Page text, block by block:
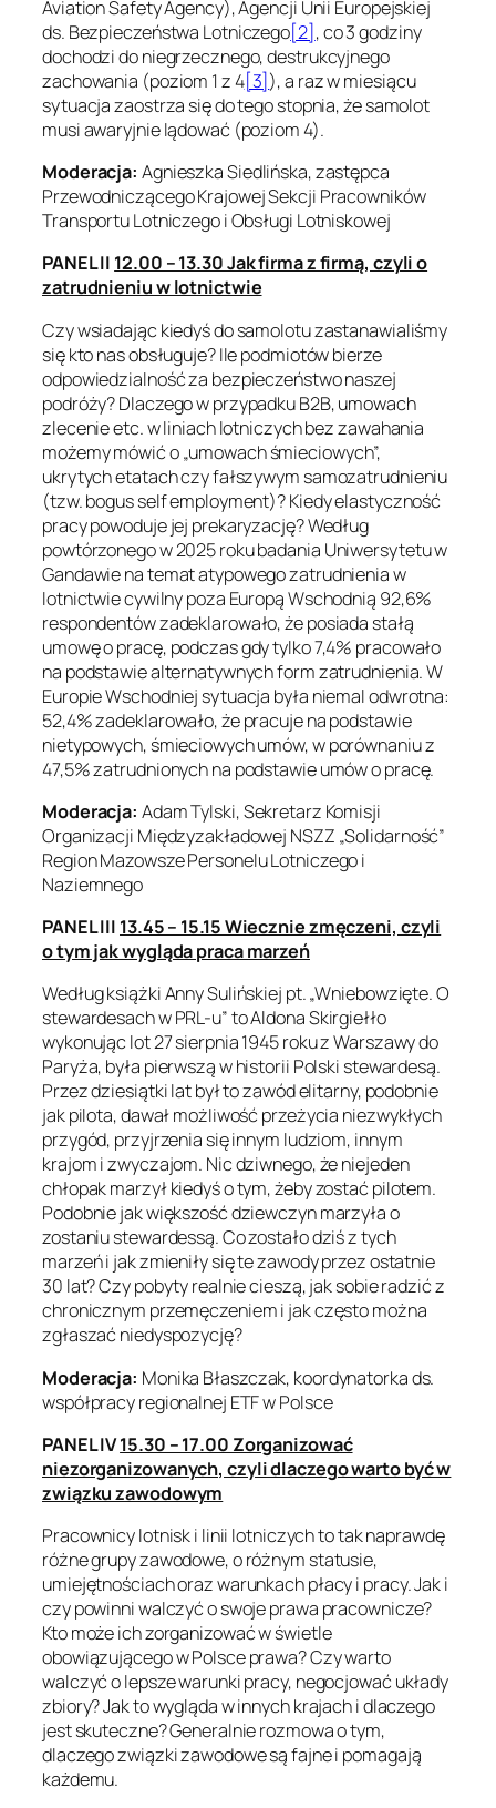
Aviation Safety Agency), Agencji Unii Europejskiej
ds. Bezpieczeństwa Lotniczego[2], co 3 godziny
dochodzi do niegrzecznego, destrukcyjnego
zachowania (poziom 1 z 4[3]), a raz w miesiącu
sytuacja zaostrza się do tego stopnia, że samolot
musi awaryjnie lądować (poziom 4).
Moderacja: Agnieszka Siedlińska, zastępca
Przewodniczącego Krajowej Sekcji Pracowników
Transportu Lotniczego i Obsługi Lotniskowej
PANEL II 12.00 – 13.30 Jak firma z firmą, czyli o
zatrudnieniu w lotnictwie
Czy wsiadając kiedyś do samolotu zastanawialiśmy
się kto nas obsługuje? Ile podmiotów bierze
odpowiedzialność za bezpieczeństwo naszej
podróży? Dlaczego w przypadku B2B, umowach
zlecenie etc. w liniach lotniczych bez zawahania
możemy mówić o „umowach śmieciowych”,
ukrytych etatach czy fałszywym samozatrudnieniu
(tzw. bogus self employment)? Kiedy elastyczność
pracy powoduje jej prekaryzację? Według
powtórzonego w 2025 roku badania Uniwersytetu w
Gandawie na temat atypowego zatrudnienia w
lotnictwie cywilny poza Europą Wschodnią 92,6%
respondentów zadeklarowało, że posiada stałą
umowę o pracę, podczas gdy tylko 7,4% pracowało
na podstawie alternatywnych form zatrudnienia. W
Europie Wschodniej sytuacja była niemal odwrotna:
52,4% zadeklarowało, że pracuje na podstawie
nietypowych, śmieciowych umów, w porównaniu z
47,5% zatrudnionych na podstawie umów o pracę.
Moderacja: Adam Tylski, Sekretarz Komisji
Organizacji Międzyzakładowej NSZZ „Solidarność”
Region Mazowsze Personelu Lotniczego i
Naziemnego
PANEL III 13.45 – 15.15 Wiecznie zmęczeni, czyli
o tym jak wygląda praca marzeń
Według książki Anny Sulińskiej pt. „Wniebowzięte. O
stewardesach w PRL-u” to Aldona Skirgiełło
wykonując lot 27 sierpnia 1945 roku z Warszawy do
Paryża, była pierwszą w historii Polski stewardesą.
Przez dziesiątki lat był to zawód elitarny, podobnie
jak pilota, dawał możliwość przeżycia niezwykłych
przygód, przyjrzenia się innym ludziom, innym
krajom i zwyczajom. Nic dziwnego, że niejeden
chłopak marzył kiedyś o tym, żeby zostać pilotem.
Podobnie jak większość dziewczyn marzyła o
zostaniu stewardessą. Co zostało dziś z tych
marzeń i jak zmieniły się te zawody przez ostatnie
30 lat? Czy pobyty realnie cieszą, jak sobie radzić z
chronicznym przemęczeniem i jak często można
zgłaszać niedyspozycję?
Moderacja: Monika Błaszczak, koordynatorka ds.
współpracy regionalnej ETF w Polsce
PANEL IV15.30 – 17.00 Zorganizować
niezorganizowanych, czyli dlaczego warto być w
związku zawodowym
Pracownicy lotnisk i linii lotniczych to tak naprawdę
różne grupy zawodowe, o różnym statusie,
umiejętnościach oraz warunkach płacy i pracy. Jak i
czy powinni walczyć o swoje prawa pracownicze?
Kto może ich zorganizować w świetle
obowiązującego w Polsce prawa? Czy warto
walczyć o lepsze warunki pracy, negocjować układy
zbiory? Jak to wygląda w innych krajach i dlaczego
jest skuteczne? Generalnie rozmowa o tym,
dlaczego związki zawodowe są fajne i pomagają
każdemu.